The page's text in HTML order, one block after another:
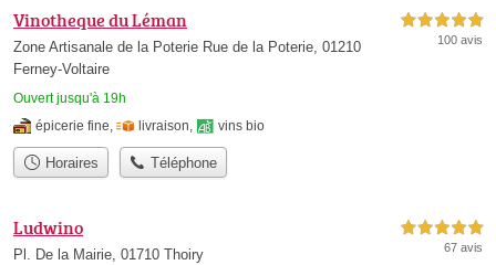
Vinotheque du Léman
Zone Artisanale de la Poterie Rue de la Poterie, 01210
Ferney-Voltaire
Ouvert jusqu'à 19h
5,0 étoiles sur 5
100 avis
épicerie fine livraison vins bio
Horaires Téléphone
Ludwino
Pl. De la Mairie, 01710 Thoiry
5,0 étoiles sur 5
67 avis